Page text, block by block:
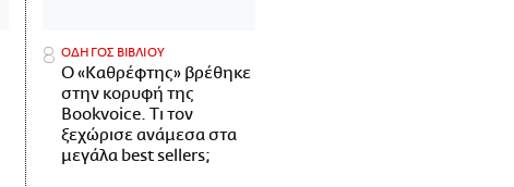
ΟΔΗΓΟΣ ΒΙΒΛΙΟΥ
Ο «Καθρέφτης» βρέθηκε
στην κορυφή της
Bookvoice. Τι τον
ξεχώρισε ανάμεσα στα
μεγάλα best sellers;